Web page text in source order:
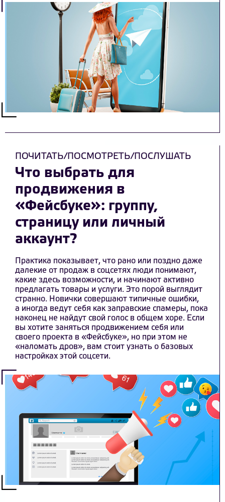
ПОЧИТАТЬ/ПОСМОТРЕТЬ/ПОСЛУШАТЬ
Что выбрать для
продвижения в
«Фейсбуке»: группу,
страницу или личный
аккаунт?
Практика показывает, что рано или поздно даже
далекие от продаж в соцсетях люди понимают,
какие здесь возможности, и начинают активно
предлагать товары и услуги. Это порой выглядит
странно. Новички совершают типичные ошибки,
а иногда ведут себя как заправские спамеры, пока
наконец не найдут свой голос в общем хоре. Если
вы хотите заняться продвижением себя или
своего проекта в «Фейсбуке», но при этом не
«наломать дров», вам стоит узнать о базовых
настройках этой соцсети.